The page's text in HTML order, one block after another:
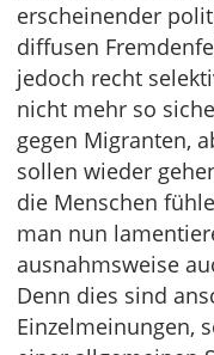
erscheinender
diffusen
jedoch recht
nicht mehr so
gegen Migranten,
sollen wieder
die Menschen
man nun
ausnahmsweise
Denn dies sind
Einzelmeinungen,